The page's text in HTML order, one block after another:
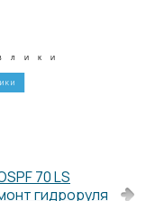
70 LS
гидроруля